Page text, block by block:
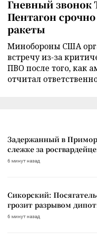
Гневный звонок
Пентагон
ракеты
Минобороны США
встречу из-за
ПВО после того, как
отчитал
Задержанный в
слежке за
6 минут назад
Сикорский:
грозит разрывом
6 минут назад